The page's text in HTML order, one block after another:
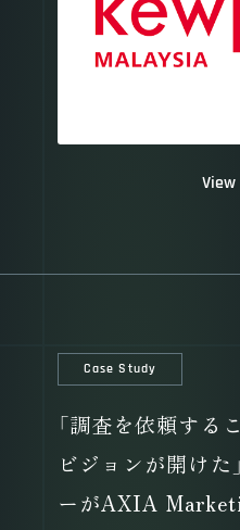
View
Case Study
「調査を依頼する
ビジョンが開けた
ーがAXIA